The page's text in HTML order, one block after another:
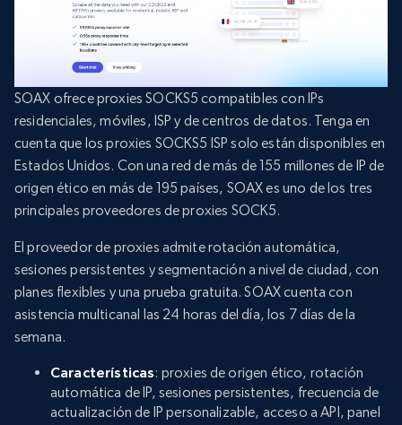
SOAX ofrece proxies SOCKS5 compatibles con IPs
residenciales, móviles, ISP y de centros de datos. Tenga en
cuenta que los proxies SOCKS5 ISP solo están disponibles en
Estados Unidos. Con una red de más de 155 millones de IP de
origen ético en más de 195 países, SOAX es uno de los tres
principales proveedores de proxies SOCK5.
El proveedor de proxies admite rotación automática,
sesiones persistentes y segmentación a nivel de ciudad, con
planes flexibles y una prueba gratuita. SOAX cuenta con
asistencia multicanal las 24 horas del día, los 7 días de la
semana.
Características: proxies de origen ético, rotación
automática de IP, sesiones persistentes, frecuencia de
actualización de IP personalizable, acceso a API, panel